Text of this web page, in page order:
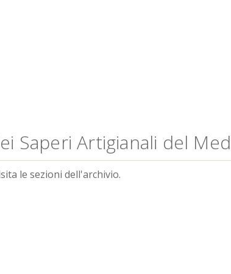
Saperi Artigianali del
le sezioni dell'archivio.